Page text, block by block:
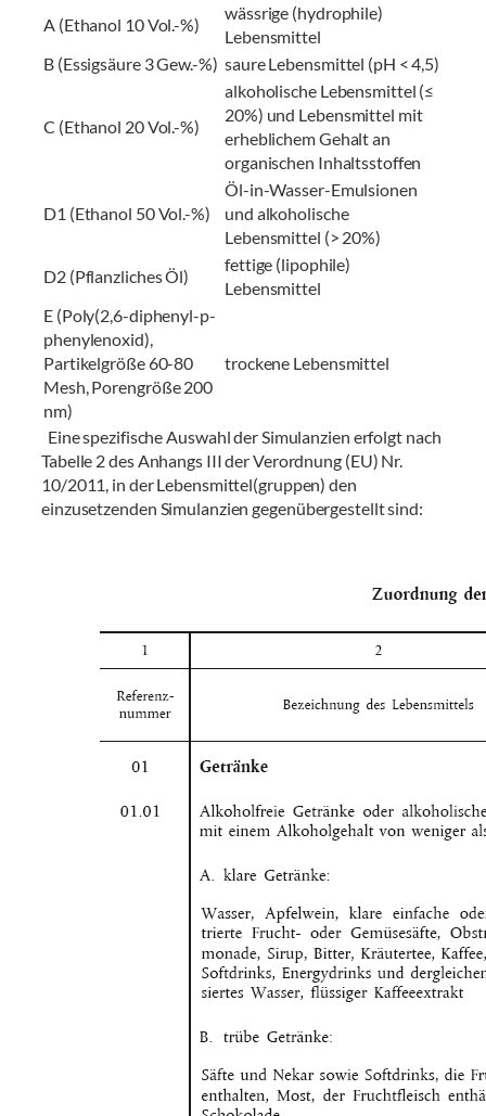
A (Ethanol 10 Vol.-%)
wässrige (hydrophile)
Lebensmittel
B (Essigsäure 3 Gew.-%) saure Lebensmittel (pH < 4,5)
C (Ethanol 20 Vol.-%)
alkoholische Lebensmittel (≤
20%) und Lebensmittel mit
erheblichem Gehalt an
organischen Inhaltsstoffen
D1 (Ethanol 50 Vol.-%)
Öl-in-Wasser-Emulsionen
und alkoholische
Lebensmittel (> 20%)
D2 (Pflanzliches Öl)
fettige (lipophile)
Lebensmittel
E (Poly(2,6-diphenyl-p-
phenylenoxid),
Partikelgröße 60-80
Mesh, Porengröße 200
nm)
trockene Lebensmittel
Eine spezifische Auswahl der Simulanzien erfolgt nach
Tabelle 2 des Anhangs III der Verordnung (EU) Nr.
10/2011, in der Lebensmittel(gruppen) den
einzusetzenden Simulanzien gegenübergestellt sind: